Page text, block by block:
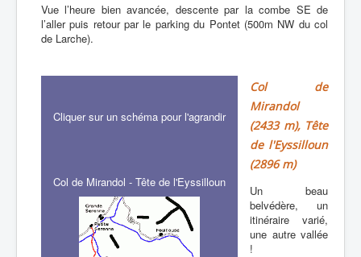
Vue l’heure bien avancée, descente par la combe SE de
l’aller puis retour par le parking du Pontet (500m NW du col
de Larche).
Cliquer sur un schéma pour l'agrandir
Col de Mirandol - Tête de l'Eyssilloun
Col de
Mirandol
(2433 m), Tête
de l'Eyssilloun
(2896 m)
Un beau
belvédère, un
itinéraire varié,
une autre vallée
!